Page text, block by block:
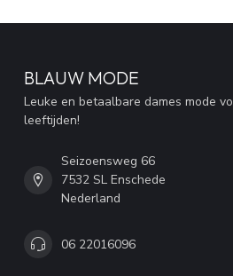
BLAUW MODE
Leuke en betaalbare dames mode
leeftijden!
Seizoensweg 66
7532 SL Enschede
Nederland
06 22016096